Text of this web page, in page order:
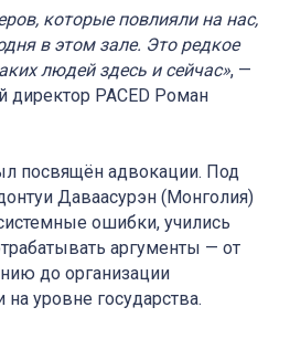
которые повлияли на нас,
в этом зале. Это редкое
людей здесь и сейчас», —
PACED Роман
посвящён адвокации. Под
Даваасурэн (Монголия)
ошибки, учились
аргументы — от
до организации
уровне государства.